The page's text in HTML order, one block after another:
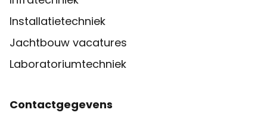
Installatietechniek
Jachtbouw vacatures
Laboratoriumtechniek
Contactgegevens